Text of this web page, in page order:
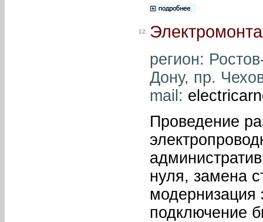
12.
регион:
Дону, пр.
mail:
Проведение
нуля, замена
модернизация
подключение